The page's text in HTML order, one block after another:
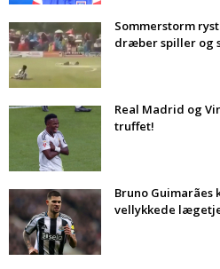
Sommerstorm
dræber spiller og
Real Madrid og
truffet!
Bruno
vellykkede